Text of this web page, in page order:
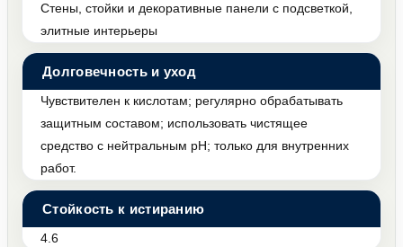
Стены, стойки и декоративные панели с подсветкой,
элитные интерьеры
Долговечность и уход
Чувствителен к кислотам; регулярно обрабатывать
защитным составом; использовать чистящее
средство с нейтральным pH; только для внутренних
работ.
Стойкость к истиранию
4.6